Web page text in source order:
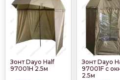
Зонт Dayo Half
97001H 2.5м
Зонт Dayo
97001F с
2.5м